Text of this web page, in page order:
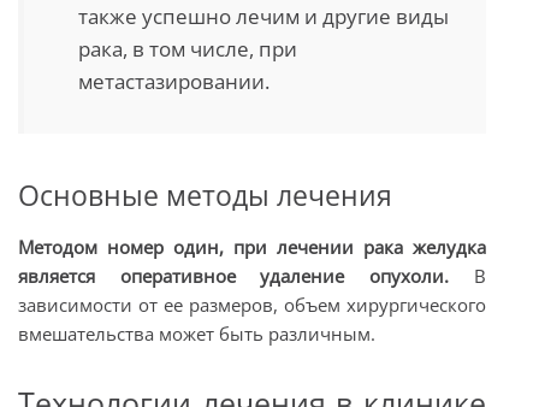
также успешно лечим и другие виды
рака, в том числе, при
метастазировании.
Основные методы лечения
Методом номер один, при лечении рака желудка
является оперативное удаление опухоли. В
зависимости от ее размеров, объем хирургического
вмешательства может быть различным.